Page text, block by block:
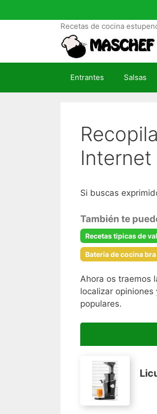
a
l
Recetas de cocina
Entrantes Salsas
Internet
Si buscas
También te
Recetas tipicas de
Bateria de cocina
Ahora os traemos
localizar
populares.